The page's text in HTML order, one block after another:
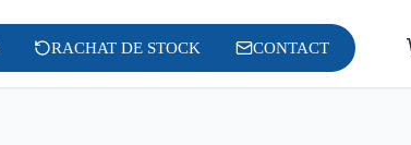
RACHAT DE STOCK CONTACT